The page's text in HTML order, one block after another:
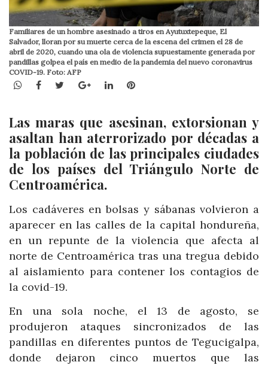
Familiares de un hombre asesinado a tiros en Ayutuxtepeque, El
Salvador, lloran por su muerte cerca de la escena del crimen el 28 de
abril de 2020, cuando una ola de violencia supuestamente generada por
pandillas golpea el país en medio de la pandemia del nuevo coronavirus
COVID-19. Foto: AFP
WhatsApp
Facebook
TwitterGoogle+LinkedInPinterest
Las maras que asesinan, extorsionan y
asaltan han aterrorizado por décadas a
la población de las principales ciudades
de los países del Triángulo Norte de
Centroamérica.
Los cadáveres en bolsas y sábanas volvieron a
aparecer en las calles de la capital hondureña,
en un repunte de la violencia que afecta al
norte de Centroamérica tras una tregua debido
al aislamiento para contener los contagios de
la covid-19.
En una sola noche, el 13 de agosto, se
produjeron ataques sincronizados de las
pandillas en diferentes puntos de Tegucigalpa,
donde dejaron cinco muertos que las